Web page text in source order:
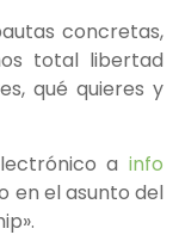
concretas,
total libertad
qué quieres y
a info
en el asunto del